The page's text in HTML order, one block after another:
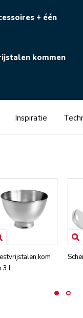
+ één
kommen
Inspiratie
kom
3 L